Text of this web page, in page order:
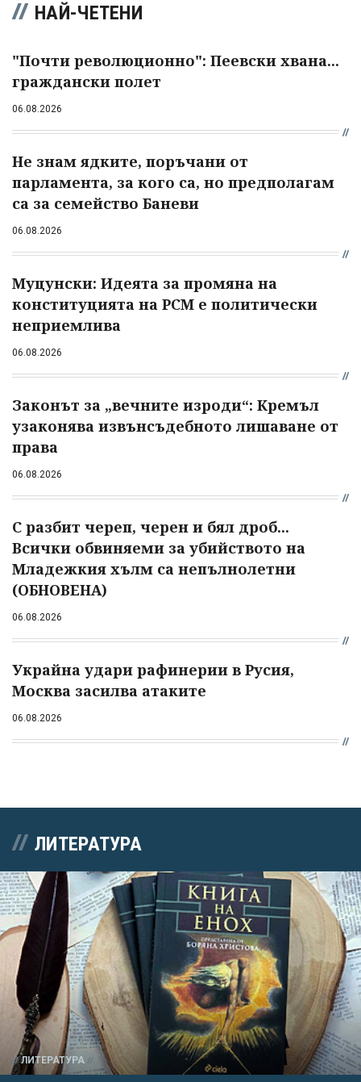
НАЙ-ЧЕТЕНИ
"Почти революционно": Пеевски хвана...
граждански полет
06.08.2026
Не знам ядките, поръчани от
парламента, за кого са, но предполагам
са за семейство Баневи
06.08.2026
Муцунски: Идеята за промяна на
конституцията на РСМ е политически
неприемлива
06.08.2026
Законът за „вечните изроди“: Кремъл
узаконява извънсъдебното лишаване от
права
06.08.2026
С разбит череп, черен и бял дроб...
Всички обвиняеми за убийството на
Младежкия хълм са непълнолетни
(ОБНОВЕНА)
06.08.2026
Украйна удари рафинерии в Русия,
Москва засилва атаките
06.08.2026
ЛИТЕРАТУРА
ЛИТЕРАТУРА